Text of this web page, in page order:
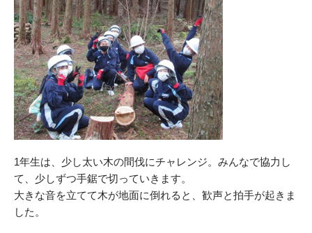
1年生は、少し太い木の間伐にチャレンジ。みんなで協力し
て、少しずつ手鋸で切っていきます。
大きな音を立てて木が地面に倒れると、歓声と拍手が起きま
した。